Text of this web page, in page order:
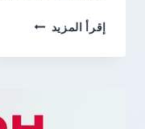
إقرأ المزيد KYOCERA
I